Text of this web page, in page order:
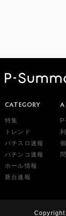
CATEGORY
特集
トレンド
パチスロ速報
パチンコ速報
ホール情報
新台速報